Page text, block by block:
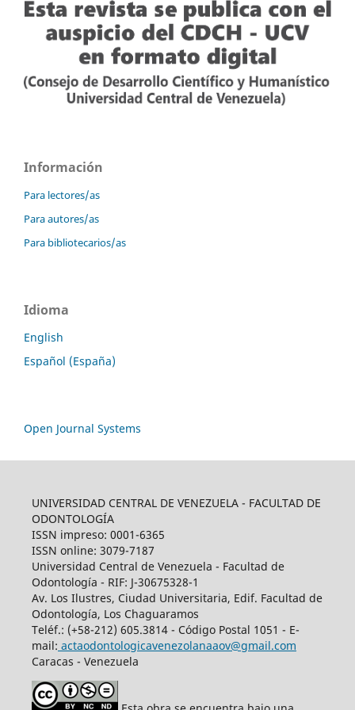
Información
Para lectores/as
Para autores/as
Para bibliotecarios/as
Idioma
English
Español (España)
Open Journal Systems
UNIVERSIDAD CENTRAL DE VENEZUELA - FACULTAD DE
ODONTOLOGÍA
ISSN impreso: 0001-6365
ISSN online: 3079-7187
Universidad Central de Venezuela - Facultad de
Odontología - RIF: J-30675328-1
Av. Los Ilustres, Ciudad Universitaria, Edif. Facultad de
Odontología, Los Chaguaramos
Teléf.: (+58-212) 605.3814 - Código Postal 1051 - E-
mail: actaodontologicavenezolanaaov@gmail.com
Caracas - Venezuela